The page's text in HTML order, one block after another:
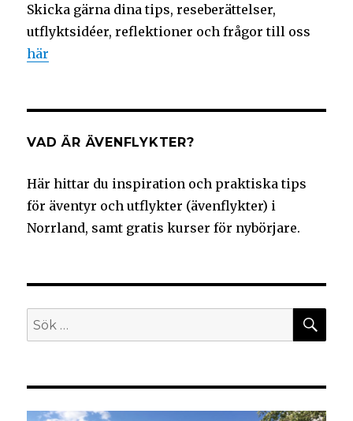
Skicka gärna dina tips, reseberättelser,
utflyktsidéer, reflektioner och frågor till oss
här
VAD ÄR ÄVENFLYKTER?
Här hittar du inspiration och praktiska tips
för äventyr och utflykter (ävenflykter) i
Norrland, samt gratis kurser för nybörjare.